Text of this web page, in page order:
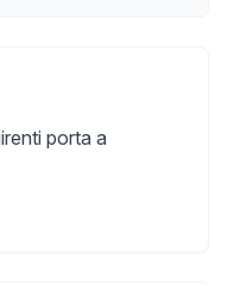
porta a